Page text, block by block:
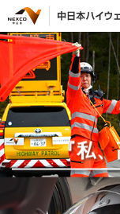
『私